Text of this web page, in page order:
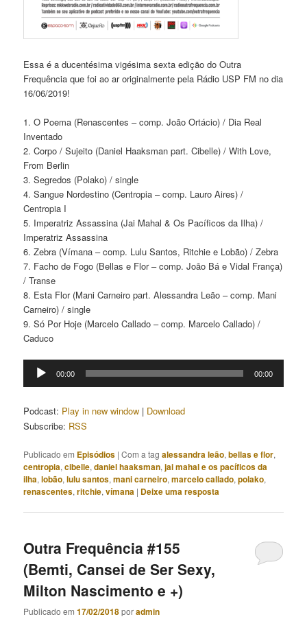
Essa é a ducentésima vigésima sexta edição do Outra
Frequência que foi ao ar originalmente pela Rádio USP FM no dia
16/06/2019!
1. O Poema (Renascentes – comp. João Ortácio) / Dia Real
Inventado
2. Corpo / Sujeito (Daniel Haaksman part. Cibelle) / With Love,
From Berlin
3. Segredos (Polako) / single
4. Sangue Nordestino (Centropia – comp. Lauro Aires) /
Centropia I
5. Imperatriz Assassina (Jai Mahal & Os Pacíficos da Ilha) /
Imperatriz Assassina
6. Zebra (Vímana – comp. Lulu Santos, Ritchie e Lobão) / Zebra
7. Facho de Fogo (Bellas e Flor – comp. João Bá e Vidal França)
/ Transe
8. Esta Flor (Mani Carneiro part. Alessandra Leão – comp. Mani
Carneiro) / single
9. Só Por Hoje (Marcelo Callado – comp. Marcelo Callado) /
Caduco
Tocador
00:00 00:00
Podcast: Play in new window | Download
Subscribe: RSS
Publicado em Episódios |Com a tagalessandra leão,bellas e flor,
centropia,cibelle,daniel haaksman,jai mahal e os pacíficos da
ilha,lobão,lulu santos,mani carneiro,marcelo callado,polako,
renascentes,ritchie,vímana | Deixe uma resposta
Outra Frequência #155
(Bemti, Cansei de Ser Sexy,
Milton Nascimento e +)
Publicado em17/02/2018poradmin